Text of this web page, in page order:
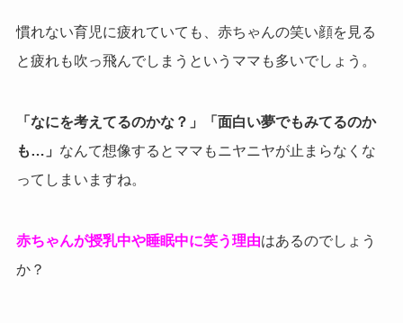
慣れない育児に疲れていても、赤ちゃんの笑い顔を見る
と疲れも吹っ飛んでしまうというママも多いでしょう。
「なにを考えてるのかな？」「面白い夢でもみてるのか
も…」 なんて想像するとママもニヤニヤが止まらなくな
ってしまいますね。
赤ちゃんが授乳中や睡眠中に笑う理由はあるのでしょう
か？